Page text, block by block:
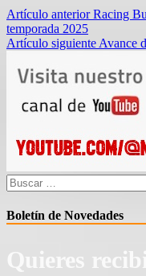
Navegación
de
Artículo anterior Racing
temporada 2025
Artículo siguiente Avance
Buscar:
Boletín de Novedades
Quieres